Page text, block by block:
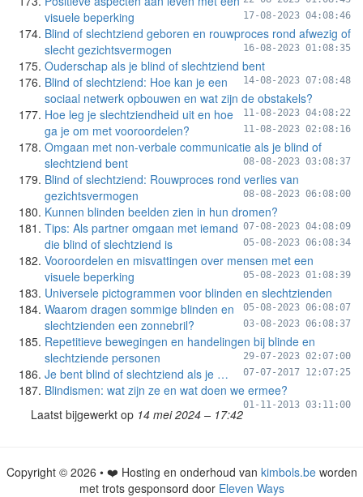
visuele beperking
17-08-2023 04:08:46
Blind of slechtziend geboren en rouwproces rond afwezig of
slecht gezichtsvermogen
16-08-2023 01:08:35
Ouderschap als je blind of slechtziend bent
14-08-2023 07:08:48
Blind of slechtziend: Hoe kan je een
sociaal netwerk opbouwen en wat zijn de obstakels?
11-08-2023 04:08:22
Hoe leg je slechtziendheid uit en hoe
ga je om met vooroordelen?
11-08-2023 02:08:16
Omgaan met non-verbale communicatie als je blind of
slechtziend bent
08-08-2023 03:08:37
Blind of slechtziend: Rouwproces rond verlies van
gezichtsvermogen
08-08-2023 06:08:00
Kunnen blinden beelden zien in hun dromen?
07-08-2023 04:08:09
Tips: Als partner omgaan met iemand
die blind of slechtziend is
05-08-2023 06:08:34
Vooroordelen en misvattingen over mensen met een
visuele beperking
05-08-2023 01:08:39
Universele pictogrammen voor blinden en slechtzienden
05-08-2023 06:08:07
Waarom dragen sommige blinden en
slechtzienden een zonnebril?
03-08-2023 06:08:37
Repetitieve bewegingen en handelingen bij blinde en
slechtziende personen
29-07-2023 02:07:00
Je bent blind of slechtziend als je … 07-07-2017 12:07:25
Blindismen: wat zijn ze en wat doen we ermee?
01-11-2013 03:11:00
Laatst bijgewerkt op 14 mei 2024 – 17:42
Copyright © 2026 • ❤️ Hosting en onderhoud van kimbols.beworden
met trots gesponsord door Eleven Ways